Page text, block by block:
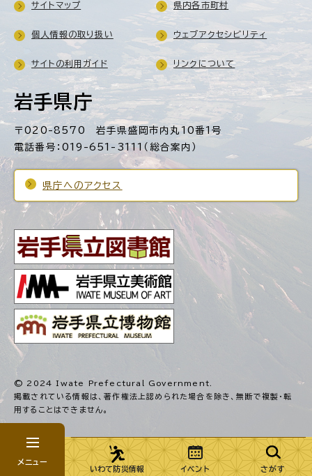
メニュー
いわて防災情報
イベント さがす
岩手県庁
〒020-8570 岩手県盛岡市内丸10番1号
電話番号：019-651-3111（総合案内）
県庁へのアクセス
サイトマップ 県内各市町村
個人情報の取り扱い ウェブアクセシビリティ
サイトの利用ガイド リンクについて
© 2024 Iwate Prefectural Government.
掲載されている情報は、著作権法上認められた場合を除き、無断で複製・転
用することはできません。